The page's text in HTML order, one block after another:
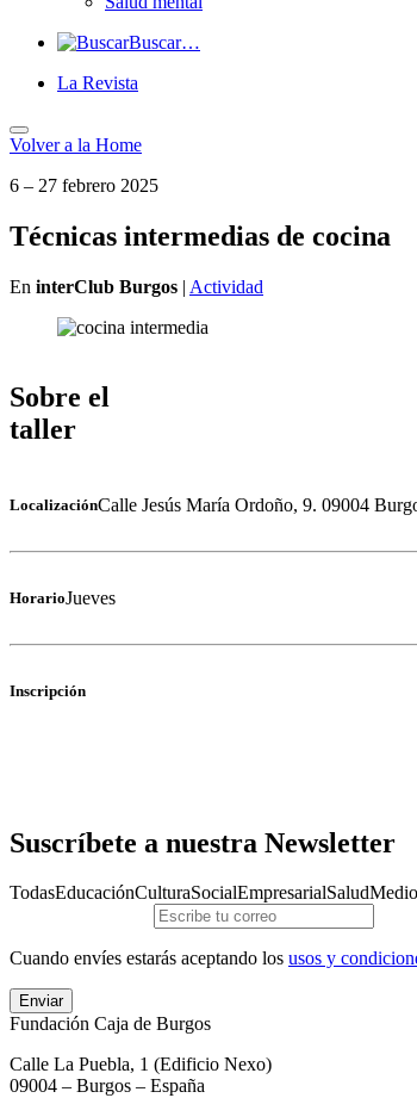
Buscar…
La Revista
Volver a la Home
6 – 27 febrero 2025
Técnicas intermedias de cocina
En interClub Burgos | Actividad
Sobre el
taller
LocalizaciónCalle Jesús María Ordoño, 9. 09004
HorarioJueves
Inscripción
Suscríbete a nuestra Newsletter
TodasEducaciónCulturaSocialEmpresarialSalud
Cuando envíes estarás aceptando los usos y
Enviar
Fundación Caja de Burgos
Calle La Puebla, 1 (Edificio Nexo)
09004 – Burgos – España